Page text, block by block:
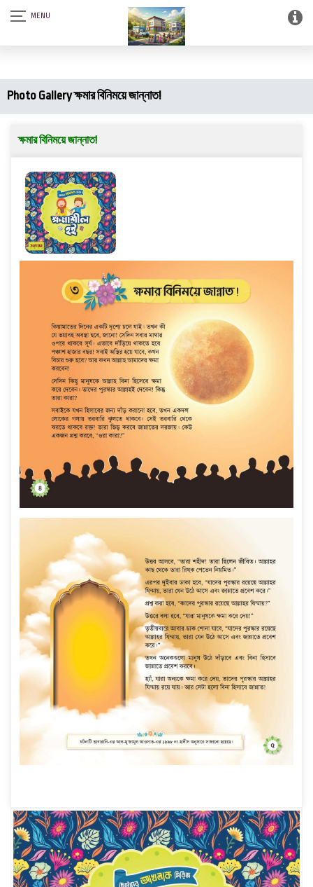
আস-সালামু আলাইকুম। SQSF-কাউন্সেলিং সেন্টার এন্ড স্মার্ট লাইব্রেরী (আত্নশুদ্ধির
সফটওয়্যার)।
Photo Gallery ক্ষমার বিনিময়ে জান্নাত!
ক্ষমার বিনিময়ে জান্নাত!